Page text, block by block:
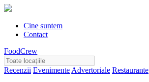
Cine suntem
Contact
FoodCrew
Recenzii Evenimente Advertoriale Restaurante